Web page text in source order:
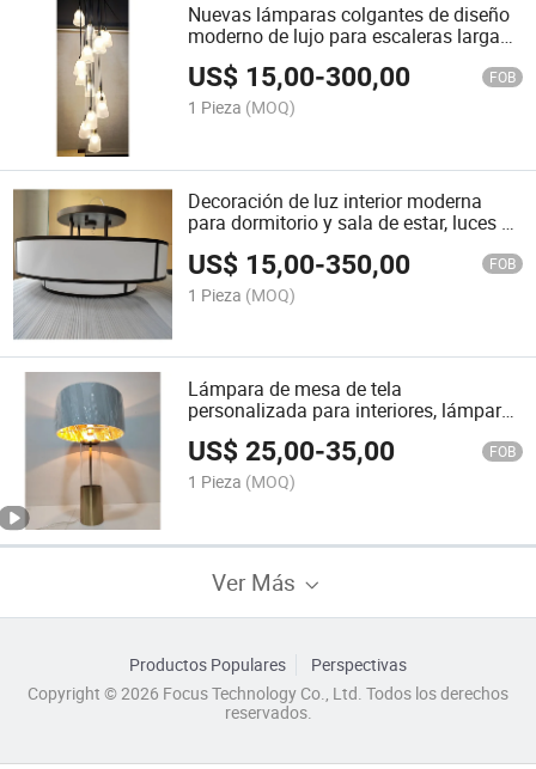
Nuevas lámparas colgantes de diseño
moderno de lujo para escaleras largas,
candelabro de luz LED elegante para
escaleras
US$ 15,00-300,00 FOB
1 Pieza (MOQ)
Decoración de luz interior moderna
para dormitorio y sala de estar, luces de
US$ 15,00-350,00 FOB
1 Pieza (MOQ)
Lámpara de mesa de tela
personalizada para interiores, lámpara
de mesa a medida para hotel,
restaurante y dormitorio, iluminación
interior
US$25,00-35,00 FOB
1 Pieza (MOQ)
Ver Más
Productos Populares
Perspectivas
Copyright © 2026 Focus Technology Co., Ltd. Todos los derechos
reservados.